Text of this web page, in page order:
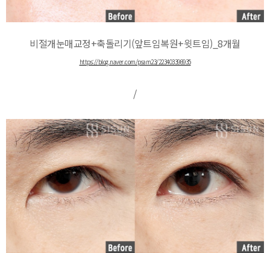
비절개눈매교정+축돌리기(앞트임복원+윗트임)_8개월
https://blog.naver.com/psam23/223403398935
/